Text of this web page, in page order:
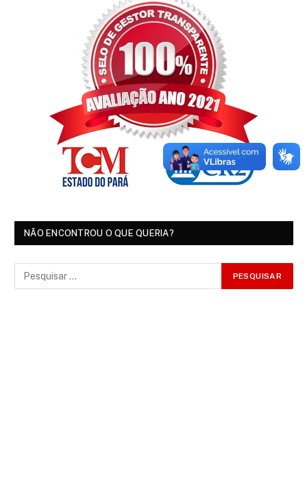
NÃO ENCONTROU O QUE QUERIA?